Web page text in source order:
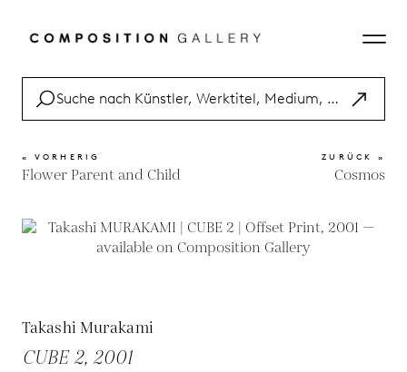
« VORHERIG
Flower Parent and Child
ZURÜCK »
Cosmos
Takashi Murakami
CUBE 2, 2001